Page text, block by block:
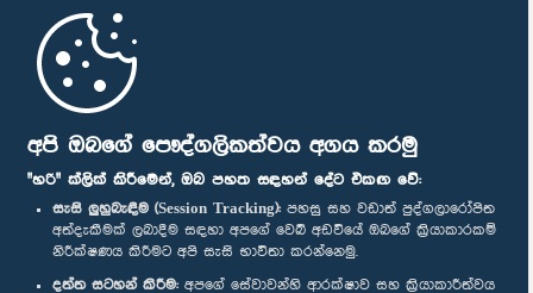
අපි ඔබගේ පෞද්ගලිකත්වය අගය කරමු
"හරි" ක්ලික් කිරීමෙන්, ඔබ පහත සඳහන් දේට එකඟ වේ:
සැසි ලුහුබැඳීම (Session Tracking): පහසු සහ වඩාත් පුද්ගලාරෝපිත
අත්දැකීමක් ලබාදීම සඳහා අපගේ වෙබ් අඩවියේ ඔබගේ ක්‍රියාකාරකම්
නිරීක්ෂණය කිරීමට අපි සැසි භාවිතා කරන්නෙමු.
දත්ත සටහන් කිරීම: අපගේ සේවාවන්හි ආරක්ෂාව සහ ක්‍රියාකාරීත්වය
මුල් පිටුව
පාර්ලිමේන්තු ජංගම යෙදුම
අප හා සම්බන්ධ වී සිටින්න :